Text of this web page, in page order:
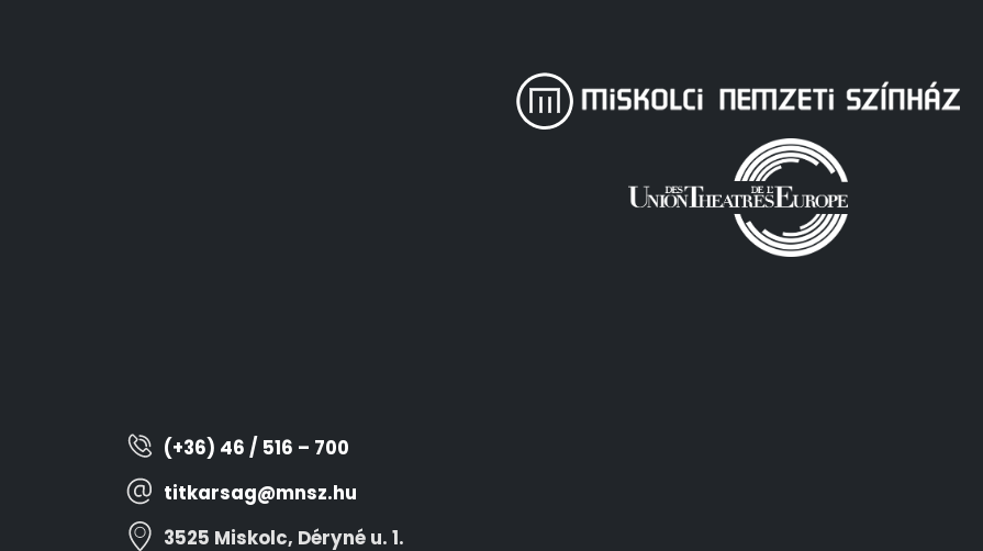
(+36) 46 / 516 – 700
titkarsag@mnsz.hu
3525 Miskolc, Déryné u. 1.